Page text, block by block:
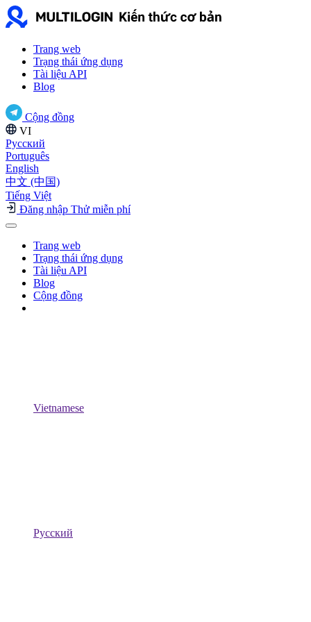
Trang web
Trạng thái ứng dụng
Tài liệu API
Blog
Cộng đồng
VI
Русский
Português
English
中文 (中国)
Tiếng Việt
Đăng nhập Thử miễn phí
Trang web
Trạng thái ứng dụng
Tài liệu API
Blog
Cộng đồng
Vietnamese
Русский